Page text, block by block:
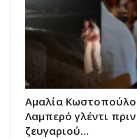
Αμαλία
Λαμπερό γλέντι
ζευγαριού…